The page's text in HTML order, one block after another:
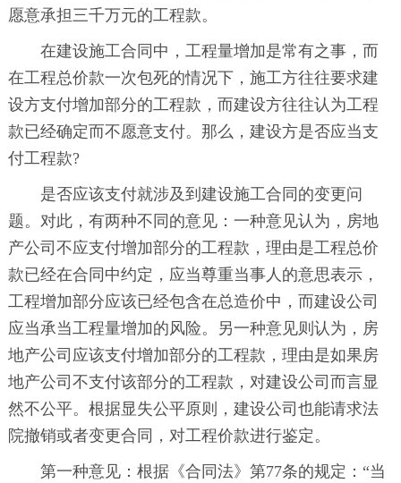
愿意承担三千万元的工程款。
在建设施工合同中，工程量增加是常有之事，而
在工程总价款一次包死的情况下，施工方往往要求建
设方支付增加部分的工程款，而建设方往往认为工程
款已经确定而不愿意支付。那么，建设方是否应当支
付工程款?
是否应该支付就涉及到建设施工合同的变更问
题。对此，有两种不同的意见：一种意见认为，房地
产公司不应支付增加部分的工程款，理由是工程总价
款已经在合同中约定，应当尊重当事人的意思表示，
工程增加部分应该已经包含在总造价中，而建设公司
应当承当工程量增加的风险。另一种意见则认为，房
地产公司应该支付增加部分的工程款，理由是如果房
地产公司不支付该部分的工程款，对建设公司而言显
然不公平。根据显失公平原则，建设公司也能请求法
院撤销或者变更合同，对工程价款进行鉴定。
第一种意见：根据《合同法》第77条的规定：“当